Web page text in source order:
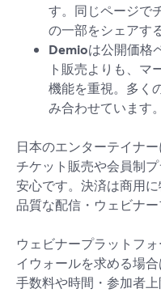
す。同じページで
の一部をシェアす
Demioは公開価格
ト販売よりも、マ
機能を重視。多く
み合わせています
日本のエンターテイナ
チケット販売や会員制
安心です。決済は商用
品質な配信・ウェビナー
ウェビナープラットフ
イウォールを求める場
手数料や時間・参加者上